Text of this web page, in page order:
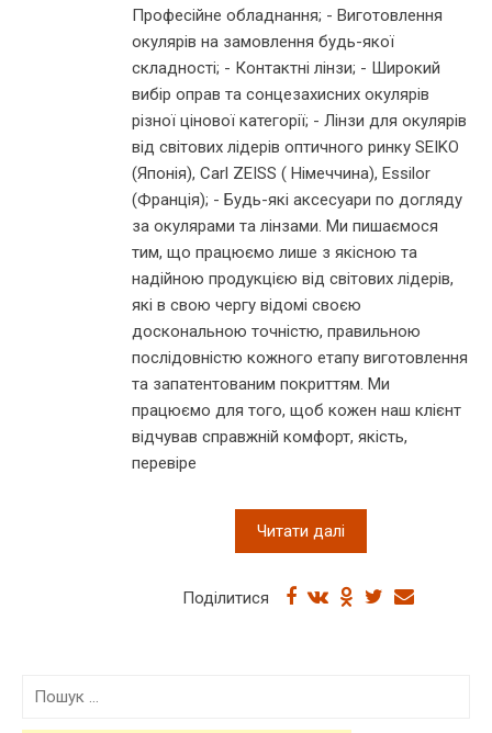
Професійне обладнання; - Виготовлення
окулярів на замовлення будь-якої
складності; - Контактні лінзи; - Широкий
вибір оправ та сонцезахисних окулярів
різної цінової категорії; - Лінзи для окулярів
від світових лідерів оптичного ринку SEIKO
(Японія), Carl ZEISS ( Німеччина), Essilor
(Франція); - Будь-які аксесуари по догляду
за окулярами та лінзами. Ми пишаємося
тим, що працюємо лише з якісною та
надійною продукцією від світових лідерів,
які в свою чергу відомі своєю
доскональною точністю, правильною
послідовністю кожного етапу виготовлення
та запатентованим покриттям. Ми
працюємо для того, щоб кожен наш клієнт
відчував справжній комфорт, якість,
перевіре
Читати далі
Поділитися